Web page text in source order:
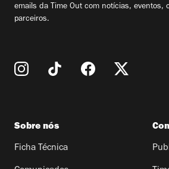
emails da Time Out com notícias, eventos,
parceiros.
Sobre nós
Ficha Técnica